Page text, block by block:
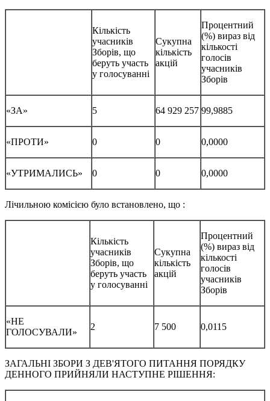
Кількість
учасників
Зборів, що
беруть участь
у голосуванні
Сукупна
кількість
акцій
Процентний
(%) вираз від
кількості
голосів
учасників
Зборів
«ЗА» 5 64 929 257 99,9885
«ПРОТИ» 0 0 0,0000
«УТРИМАЛИСЬ» 0 0 0,0000
Лічильною комісією було встановлено, що :
Кількість
учасників
Зборів, що
беруть участь
у голосуванні
Сукупна
кількість
акцій
Процентний
(%) вираз від
кількості
голосів
учасників
Зборів
«НЕ
ГОЛОСУВАЛИ»
2 7 500 0,0115
ЗАГАЛЬНІ ЗБОРИ З ДЕВ'ЯТОГО ПИТАННЯ ПОРЯДКУ
ДЕННОГО ПРИЙНЯЛИ НАСТУПНЕ РІШЕННЯ: